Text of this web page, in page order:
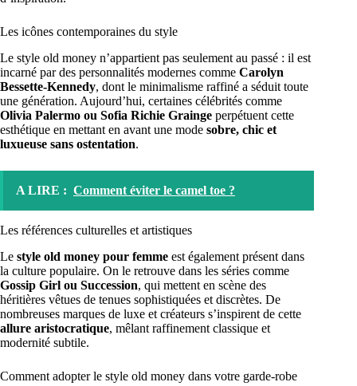
Les icônes contemporaines du style
Le style old money n’appartient pas seulement au passé : il est
incarné par des personnalités modernes comme Carolyn
Bessette-Kennedy, dont le minimalisme raffiné a séduit toute
une génération. Aujourd’hui, certaines célébrités comme
Olivia Palermo ou Sofia Richie Grainge perpétuent cette
esthétique en mettant en avant une mode sobre, chic et
luxueuse sans ostentation.
A LIRE : Comment éviter le camel toe ?
Les références culturelles et artistiques
Le style old money pour femme est également présent dans
la culture populaire. On le retrouve dans les séries comme
Gossip Girl ou Succession, qui mettent en scène des
héritières vêtues de tenues sophistiquées et discrètes. De
nombreuses marques de luxe et créateurs s’inspirent de cette
allure aristocratique, mêlant raffinement classique et
modernité subtile.
Comment adopter le style old money dans votre garde-robe